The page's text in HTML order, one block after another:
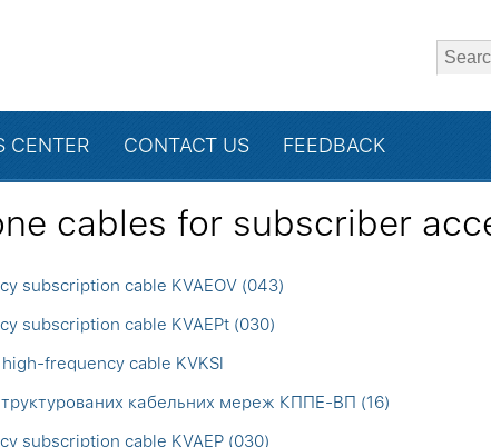
CENTER CONTACT US FEEDBACK
cables for subscriber
subscription cable KVAEOV (043)
subscription cable KVAEPt (030)
frequency cable KVKSl
кабельних мереж КППЕ-ВП (16)
subscription cable KVAEP (030)